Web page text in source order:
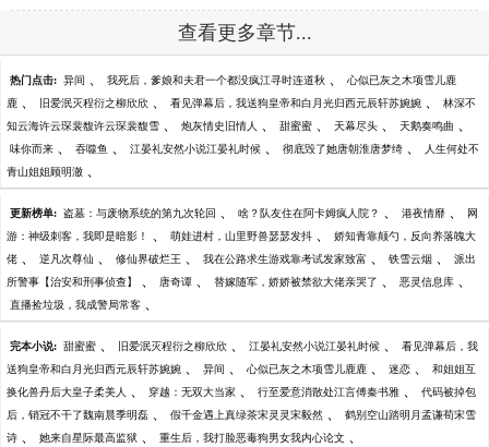
查看更多章节...
热门点击: 异间 、 我死后，爹娘和夫君一个都没疯江寻时连道秋 、 心似已灰之木项雪儿鹿
鹿 、 旧爱泯灭程衍之柳欣欣 、 看见弹幕后，我送狗皇帝和白月光归西元辰轩苏婉婉 、 林深不
知云海许云琛裴馥许云琛裴馥雪 、 炮灰情史旧情人 、 甜蜜蜜 、 天幕尽头 、 天鹅奏鸣曲 、
味你而来 、 吞噬鱼 、 江晏礼安然小说江晏礼时候 、 彻底毁了她唐朝淮唐梦绮 、 人生何处不
青山姐姐顾明澈 、
更新榜单: 盗墓：与废物系统的第九次轮回 、 啥？队友住在阿卡姆疯人院？ 、 港夜情靡 、 网
游：神级刺客，我即是暗影！ 、 萌娃进村，山里野兽瑟瑟发抖 、 娇知青靠颠勺，反向养落魄大
佬 、 逆凡次尊仙 、 修仙界破烂王 、 我在公路求生游戏靠考试发家致富 、 铁雪云烟 、 派出
所警事【治安和刑事侦查】 、 唐奇谭 、 替嫁随军，娇娇被禁欲大佬亲哭了 、 恶灵信息库 、
直播捡垃圾，我成警局常客 、
完本小说: 甜蜜蜜 、 旧爱泯灭程衍之柳欣欣 、 江晏礼安然小说江晏礼时候 、 看见弹幕后，我
送狗皇帝和白月光归西元辰轩苏婉婉 、 异间 、 心似已灰之木项雪儿鹿鹿 、 迷恋 、 和姐姐互
换化兽丹后大皇子柔美人 、 穿越：无双大当家 、 行至爱意消散处江言傅秦书雅 、 代码被掉包
后，销冠不干了魏南晨季明磊 、 假千金遇上真绿茶宋灵灵宋毅然 、 鹤别空山踏明月孟谦荀宋雪
诗 、 她来自星际最高监狱 、 重生后，我打脸恶毒狗男女我内心论文 、